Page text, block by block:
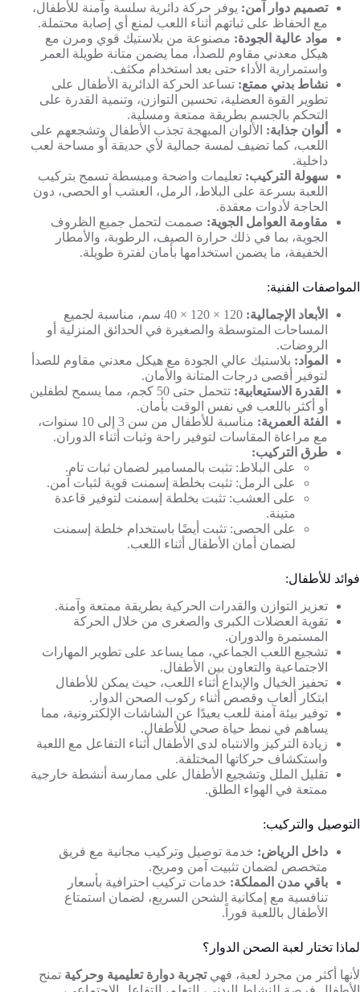
تصميم دوار آمن: يوفر حركة دائرية سلسة وآمنة للأطفال،
مع الحفاظ على ثباتهم أثناء اللعب لمنع أي إصابة محتملة.
مواد عالية الجودة: مصنوعة من بلاستيك قوي ومرن مع
هيكل معدني مقاوم للصدأ، مما يضمن متانة طويلة العمر
واستمرارية الأداء حتى بعد استخدام مكثف.
نشاط بدني ممتع: تساعد الحركة الدائرية الأطفال على
تطوير القوة العضلية، تحسين التوازن، وتنمية القدرة على
التحكم بالجسم بطريقة ممتعة ومسلية.
ألوان جذابة: الألوان المبهجة تجذب الأطفال وتشجعهم على
اللعب، كما تضيف لمسة جمالية لأي حديقة أو مساحة لعب
داخلية.
سهولة التركيب: تعليمات واضحة ومبسطة تسمح بتركيب
اللعبة بسرعة على البلاط، الرمل، العشب أو الحصى، دون
الحاجة لأدوات معقدة.
مقاومة العوامل الجوية: صممت لتحمل جميع الظروف
الجوية، بما في ذلك حرارة الصيف، الرطوبة، والأمطار
الخفيفة، ما يضمن استخدامها بأمان لفترة طويلة.
المواصفات الفنية:
الأبعاد الإجمالية:
120 × 120 × 40 سم، مناسبة لجميع
المساحات المتوسطة والصغيرة في الحدائق المنزلية أو
الروضات.
المواد: بلاستيك عالي الجودة مع هيكل معدني مقاوم للصدأ
لتوفير أقصى درجات المتانة والأمان.
القدرة الاستيعابية:
تتحمل حتى 50 كجم، مما يسمح لطفلين
أو أكثر باللعب في نفس الوقت بأمان.
الفئة العمرية:
مناسبة للأطفال من سن 3 إلى 10 سنوات،
مع مراعاة المقاسات لتوفير راحة وثبات أثناء الدوران.
طرق التركيب:
على البلاط: تثبت بالمسامير لضمان ثبات تام.
على الرمل: تثبت بخلطة إسمنت قوية لثبات آمن.
على العشب: تثبت بخلطة إسمنت لتوفير قاعدة
متينة.
على الحصى: تثبت أيضًا باستخدام خلطة إسمنت
لضمان أمان الأطفال أثناء اللعب.
فوائد للأطفال:
تعزيز التوازن والقدرات الحركية بطريقة ممتعة وآمنة.
تقوية العضلات الكبرى والصغرى من خلال الحركة
المستمرة والدوران.
تشجيع اللعب الجماعي، مما يساعد على تطوير المهارات
الاجتماعية والتعاون بين الأطفال.
تحفيز الخيال والإبداع أثناء اللعب، حيث يمكن للأطفال
ابتكار ألعاب وقصص أثناء ركوب الصحن الدوار.
توفير بيئة آمنة للعب بعيدًا عن الشاشات الإلكترونية، مما
يساهم في نمط حياة صحي للأطفال.
زيادة التركيز والانتباه لدى الأطفال أثناء التفاعل مع اللعبة
واستكشاف حركاتها المختلفة.
تقليل الملل وتشجيع الأطفال على ممارسة أنشطة خارجية
ممتعة في الهواء الطلق.
التوصيل والتركيب:
داخل الرياض: خدمة توصيل وتركيب مجانية مع فريق
متخصص لضمان تثبيت آمن ومريح.
باقي مدن المملكة: خدمات تركيب احترافية بأسعار
تنافسية مع إمكانية الشحن السريع، لضمان استمتاع
الأطفال باللعبة فوراً.
لماذا تختار لعبة الصحن الدوار؟
لأنها أكثر من مجرد لعبة، فهيتجربة دوارة تعليمية وحركية تمنح